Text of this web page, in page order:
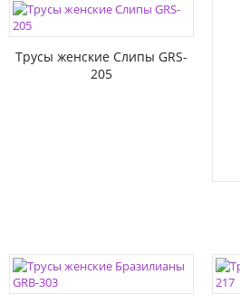
Трусы женские Слипы GRS-
205